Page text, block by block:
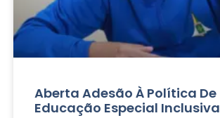
Aberta Adesão À Política De
Educação Especial Inclusiva